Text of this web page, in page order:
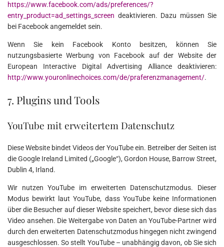
https://www.facebook.com/ads/preferences/?
entry_product=ad_settings_screen deaktivieren. Dazu müssen Sie
bei Facebook angemeldet sein.
Wenn Sie kein Facebook Konto besitzen, können Sie
nutzungsbasierte Werbung von Facebook auf der Website der
European Interactive Digital Advertising Alliance deaktivieren:
http://www.youronlinechoices.com/de/praferenzmanagement/.
7. Plugins und Tools
YouTube mit erweitertem Datenschutz
Diese Website bindet Videos der YouTube ein. Betreiber der Seiten ist
die Google Ireland Limited („Google“), Gordon House, Barrow Street,
Dublin 4, Irland.
Wir nutzen YouTube im erweiterten Datenschutzmodus. Dieser
Modus bewirkt laut YouTube, dass YouTube keine Informationen
über die Besucher auf dieser Website speichert, bevor diese sich das
Video ansehen. Die Weitergabe von Daten an YouTube-Partner wird
durch den erweiterten Datenschutzmodus hingegen nicht zwingend
ausgeschlossen. So stellt YouTube – unabhängig davon, ob Sie sich